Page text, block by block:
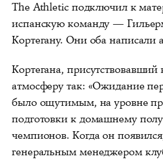
The Athletic подключил к
испанскую команду —
Кортегану. Они оба написали
Кортегана, присутствовавший
атмосферу так: «Ожидание
было ощутимым, на уровне
подготовки к домашнему
чемпионов. Когда он
генеральным менеджером